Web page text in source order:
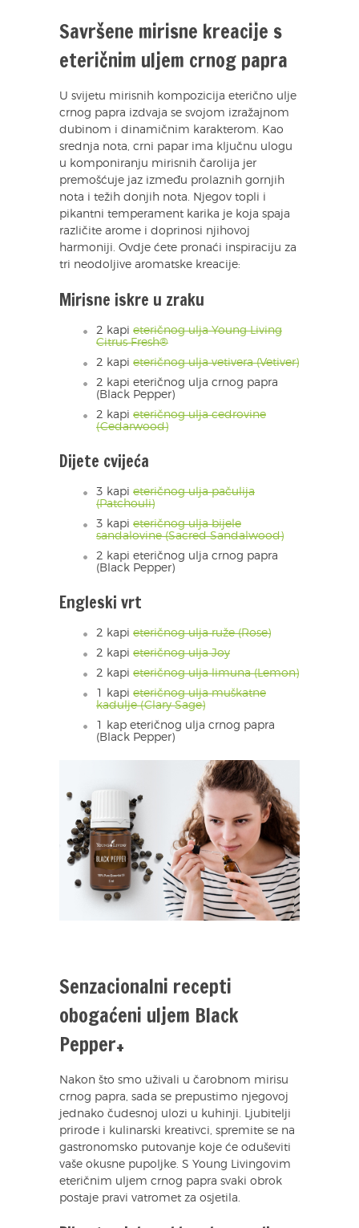
Savršene mirisne kreacije s
eteričnim uljem crnog papra
U svijetu mirisnih kompozicija eterično ulje
crnog papra izdvaja se svojom izražajnom
dubinom i dinamičnim karakterom. Kao
srednja nota, crni papar ima ključnu ulogu
u komponiranju mirisnih čarolija jer
premošćuje jaz između prolaznih gornjih
nota i težih donjih nota. Njegov topli i
pikantni temperament karika je koja spaja
različite arome i doprinosi njihovoj
harmoniji. Ovdje ćete pronaći inspiraciju za
tri neodoljive aromatske kreacije:
Mirisne iskre u zraku
2 kapi eteričnog ulja Young Living
Citrus Fresh®
2 kapi eteričnog ulja vetivera (Vetiver)
2 kapi eteričnog ulja crnog papra
(Black Pepper)
2 kapi eteričnog ulja cedrovine
(Cedarwood)
Dijete cvijeća
3 kapi eteričnog ulja pačulija
(Patchouli)
3 kapi eteričnog ulja bijele
sandalovine (Sacred Sandalwood)
2 kapi eteričnog ulja crnog papra
(Black Pepper)
Engleski vrt
2 kapi eteričnog ulja ruže (Rose)
2 kapi eteričnog ulja Joy
2 kapi eteričnog ulja limuna (Lemon)
1 kapi eteričnog ulja muškatne
kadulje (Clary Sage)
1 kap eteričnog ulja crnog papra
(Black Pepper)
Senzacionalni recepti
obogaćeni uljem Black
Pepper+
Nakon što smo uživali u čarobnom mirisu
crnog papra, sada se prepustimo njegovoj
jednako čudesnoj ulozi u kuhinji. Ljubitelji
prirode i kulinarski kreativci, spremite se na
gastronomsko putovanje koje će oduševiti
vaše okusne pupoljke. S Young Livingovim
eteričnim uljem crnog papra svaki obrok
postaje pravi vatromet za osjetila.